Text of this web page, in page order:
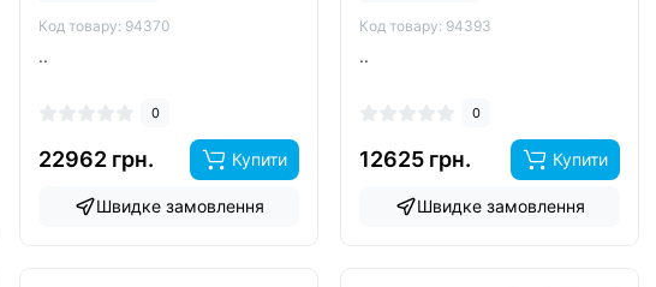
Код товару: 94370
..
0
22962 грн. Купити
Швидке замовлення
Код товару: 94393
..
0
12625 грн. Купити
Швидке замовлення